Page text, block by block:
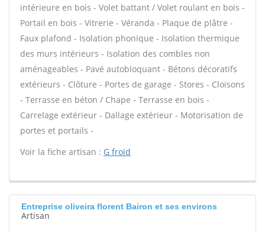
intérieure en bois - Volet battant / Volet roulant en bois -
Portail en bois - Vitrerie - Véranda - Plaque de plâtre -
Faux plafond - Isolation phonique - Isolation thermique
des murs intérieurs - Isolation des combles non
aménageables - Pavé autobloquant - Bétons décoratifs
extérieurs - Clôture - Portes de garage - Stores - Cloisons
- Terrasse en béton / Chape - Terrasse en bois -
Carrelage extérieur - Dallage extérieur - Motorisation de
portes et portails -
Voir la fiche artisan : G froid
Entreprise oliveira florent Bairon et ses environs
Artisan